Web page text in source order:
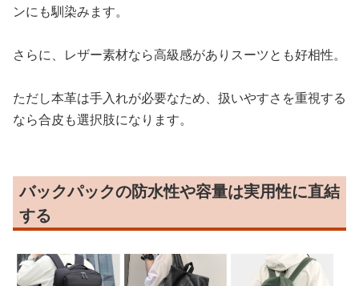
ンにも馴染みます。
さらに、レザー素材なら高級感がありスーツとも好相性。
ただし本革は手入れが必要なため、扱いやすさを重視する
なら合皮も選択肢になります。
バックパックの防水性や容量は実用性に直結
する